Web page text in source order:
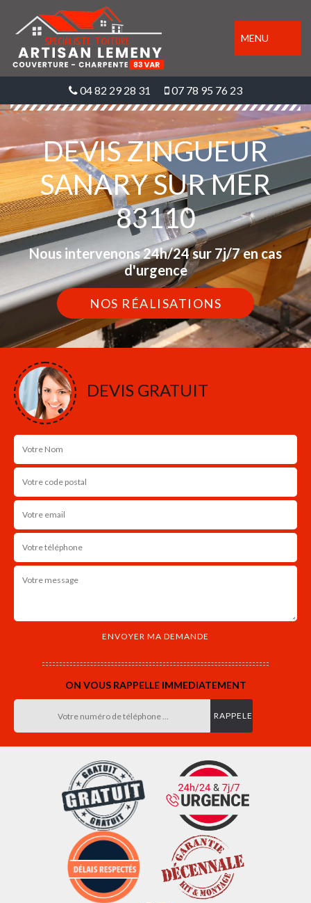
MENU
04 82 29 28 31 07 78 95 76 23
DEVIS ZINGUEUR
SANARY SUR MER
83110
Nous intervenons 24h/24 sur 7j/7 en cas
d'urgence
NOS RÉALISATIONS
DEVIS GRATUIT
ON VOUS RAPPELLE IMMEDIATEMENT